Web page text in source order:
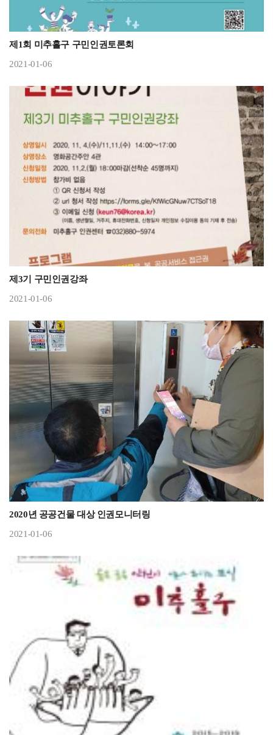
제1회 미추홀구 구민인권토론회
2021-01-06
제3기 구민인권강좌
2021-01-06
2020년 공공건물 대상 인권모니터링
2021-01-06